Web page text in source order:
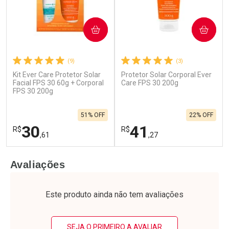
(9)
Kit Ever Care Protetor Solar
Facial FPS 30 60g + Corporal
FPS 30 200g
R$30,61
51% OFF
COMPRAR
Laboratório
Por Menos
(3)
Protetor Solar Corporal Ever
Care FPS 30 200g
R$41 ,27
22% OFF
COMPRAR
Laboratório
Por Menos
Avaliações
Este produto ainda não tem avaliações
SEJA O PRIMEIRO A AVALIAR